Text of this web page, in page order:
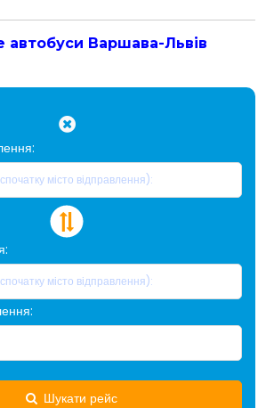
автобуси Варшава-Львів
Шукати рейс